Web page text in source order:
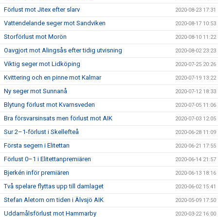
Förlust mot Jitex efter slarv 2020-08-23 17:31
Vattendelande seger mot Sandviken 2020-08-17 10:53
Storförlust mot Morön 2020-08-10 11:22
Oavgjort mot Alingsås efter tidig utvisning 2020-08-02 23:23
Viktig seger mot Lidköping 2020-07-25 20:26
Kvittering och en pinne mot Kalmar 2020-07-19 13:22
Ny seger mot Sunnanå 2020-07-12 18:33
Blytung förlust mot Kvarnsveden 2020-07-05 11:06
Bra försvarsinsats men förlust mot AIK 2020-07-03 12:05
Sur 2–1-förlust i Skellefteå 2020-06-28 11:09
Första segern i Elitettan 2020-06-21 17:55
Förlust 0–1 i Elitettanpremiären 2020-06-14 21:57
Bjerkén inför premiären 2020-06-13 18:16
Två spelare flyttas upp till damlaget 2020-06-02 15:41
Stefan Aletorn om tiden i Älvsjö AIK 2020-05-09 17:50
Uddamålsförlust mot Hammarby 2020-03-22 16:00